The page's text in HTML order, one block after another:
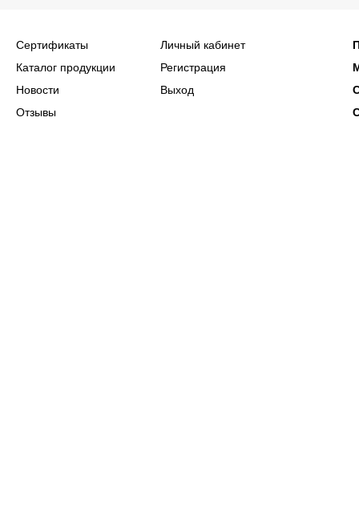
Сертификаты
Каталог продукции
Новости
Отзывы
Личный кабинет
Регистрация
Выход